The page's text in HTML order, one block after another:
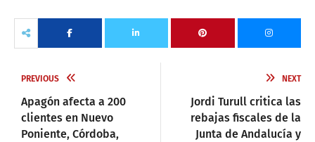
PREVIOUS
Apagón afecta a 200
clientes en Nuevo
Poniente, Córdoba,
NEXT
Jordi Turull critica las
rebajas fiscales de la
Junta de Andalucía y